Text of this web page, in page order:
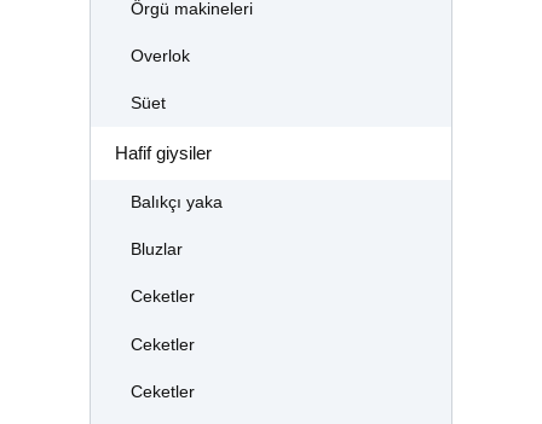
Örgü makineleri
Overlok
Süet
Hafif giysiler
Balıkçı yaka
Bluzlar
Ceketler
Ceketler
Ceketler